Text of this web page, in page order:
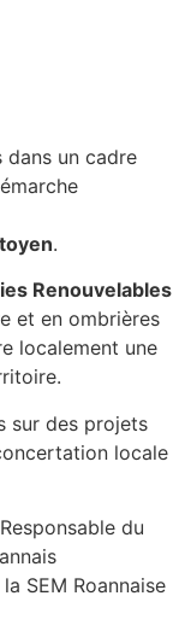
un cadre
.
Renouvelables
et en ombrières
localement une
sur des projets
locale
du
SEM Roannaise